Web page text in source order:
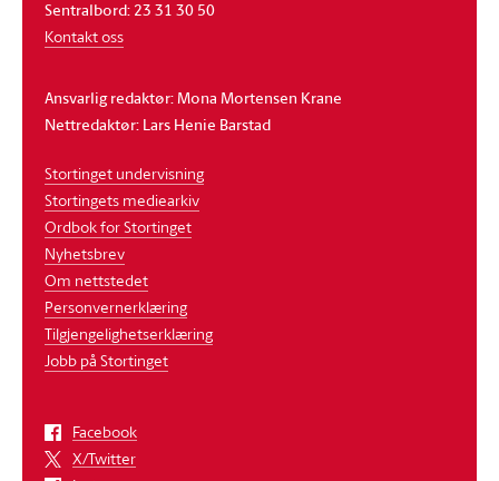
Sentralbord: 23 31 30 50
Kontakt oss
Ansvarlig redaktør: Mona Mortensen Krane
Nettredaktør: Lars Henie Barstad
Stortinget undervisning
Stortingets mediearkiv
Ordbok for Stortinget
Nyhetsbrev
Om nettstedet
Personvernerklæring
Tilgjengelighetserklæring
Jobb på Stortinget
Facebook
X/Twitter